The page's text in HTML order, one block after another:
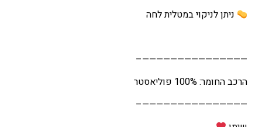
ניתן לניקוי במטלית לחה
———————————————–
הרכב החומר: 100% פוליאסטר
———————————————–